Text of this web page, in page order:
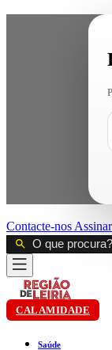
Contacte-nos Assinar
CALAMIDADE
Saúde